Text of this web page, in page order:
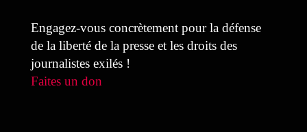
Engagez-vous concrètement pour la défense
de la liberté de la presse et les droits des
journalistes exilés !
Faites un don